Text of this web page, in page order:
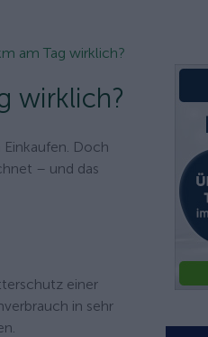
am Tag wirklich?
wirklich?
Doch
– und das
einer
in sehr